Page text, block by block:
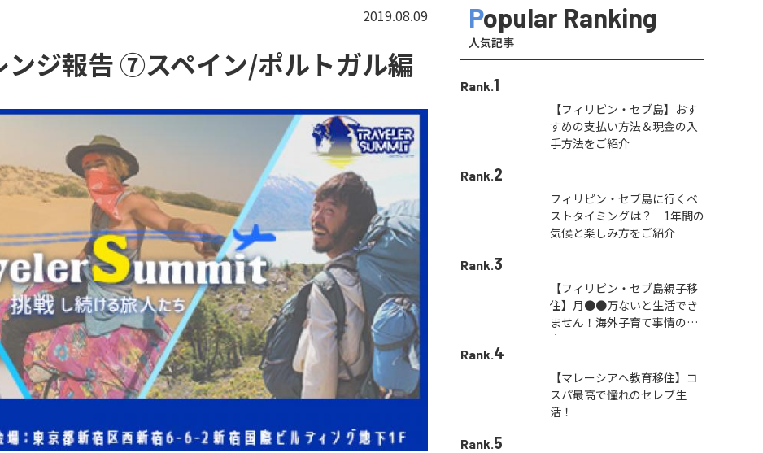
2019.08.09
ンジ報告 ⑦スペイン/ポルトガル編
Popular Ranking
人気記事
Rank.1
【フィリピン・セブ島】おす
すめの支払い方法＆現金の入
手方法をご紹介
Rank.2
フィリピン・セブ島に行くベ
ストタイミングは？ 1年間の
気候と楽しみ方をご紹介
Rank.3
【フィリピン・セブ島親子移
住】月●●万ないと生活でき
ません！海外子育て事情の本
音
Rank.4
【マレーシアへ教育移住】コ
スパ最高で憧れのセレブ生
活！
Rank.5